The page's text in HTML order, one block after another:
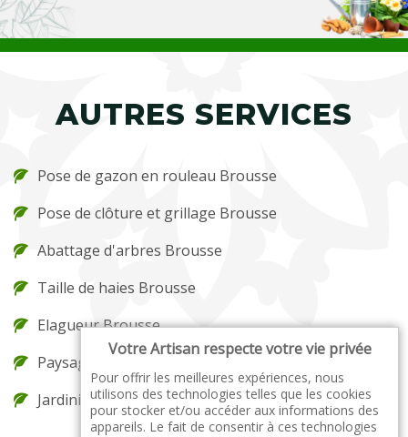
AUTRES SERVICES
Pose de gazon en rouleau Brousse
Pose de clôture et grillage Brousse
Abattage d'arbres Brousse
Taille de haies Brousse
Elagueur Brousse
Paysagiste Brousse
Jardinier Brousse
Votre Artisan respecte votre vie privée
Pour offrir les meilleures expériences, nous
utilisons des technologies telles que les cookies
pour stocker et/ou accéder aux informations des
appareils. Le fait de consentir à ces technologies